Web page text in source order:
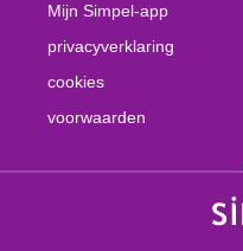
Mijn Simpel-app
privacyverklaring
cookies
voorwaarden